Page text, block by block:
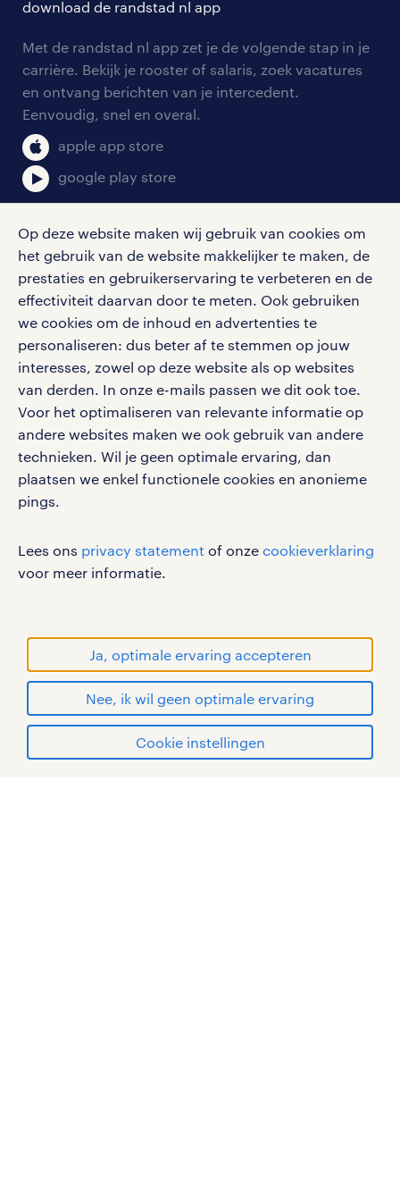
Op deze website maken wij gebruik van cookies om
het gebruik van de website makkelijker te maken, de
prestaties en gebruikerservaring te verbeteren en de
effectiviteit daarvan door te meten. Ook gebruiken
we cookies om de inhoud en advertenties te
personaliseren: dus beter af te stemmen op jouw
interesses, zowel op deze website als op websites
van derden. In onze e-mails passen we dit ook toe.
Voor het optimaliseren van relevante informatie op
andere websites maken we ook gebruik van andere
technieken. Wil je geen optimale ervaring, dan
plaatsen we enkel functionele cookies en anonieme
pings.
Lees ons privacy statement of onze cookieverklaring
voor meer informatie.
Ja, optimale ervaring accepteren
Nee, ik wil geen optimale ervaring
Cookie instellingen
tarieven
personeel gezocht
aanmelden nieuwsbrief
blogs en artikelen
salarischecker
bruto-netto calculator
onze vestigingen
pers
klachten en misstanden
download de randstad nl app
Met de randstad nl app zet je de volgende stap in je
carrière. Bekijk je rooster of salaris, zoek vacatures
en ontvang berichten van je intercedent.
Eenvoudig, snel en overal.
apple app store
google play store
social media
Volg ons voor de leukste content omtrent
vacatures, solliciteren en inspiratie.
werken bij randstad
gebruikersvoorwaarden
privacystatement
cookies
handelsmerken van Randstad N.V.
© Randstad 2026